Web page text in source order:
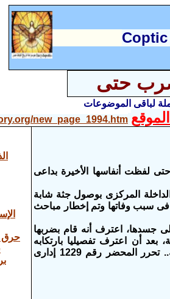
C
حتى
لباقى الموضوعات
new_page_1994.htm
حرق
لفظت أنفاسها الأخيرة بداعى
المركزى بوصول جثة شابة
فى سبب وفاتها وتم إخطار مباحث
التى تظهر على جسدها، اعترف أنه قام بضربها
أن اعترف تفصيليا بارتكابه
للجريمة، وقام بتمثيل الجريمة فى المعاينة التصويرية التى قامت بها النيابة العامة.. تحرر المحضر رقم 1229 إدارى